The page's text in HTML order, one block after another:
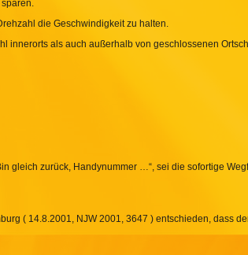
die Geschwindigkeit zu halten.
innerorts als auch außerhalb von geschlossenen
gleich zurück, Handynummer …“, sei die sofortige
( 14.8.2001, NJW 2001, 3647 ) entschieden, dass